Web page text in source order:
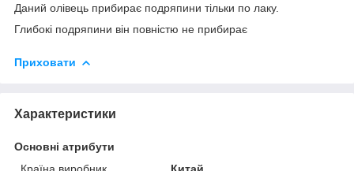
Даний олівець прибирає подряпини тільки по лаку.
Глибокі подряпини він повністю не прибирає
Приховати
Характеристики
Основні атрибути
Країна виробник
Китай